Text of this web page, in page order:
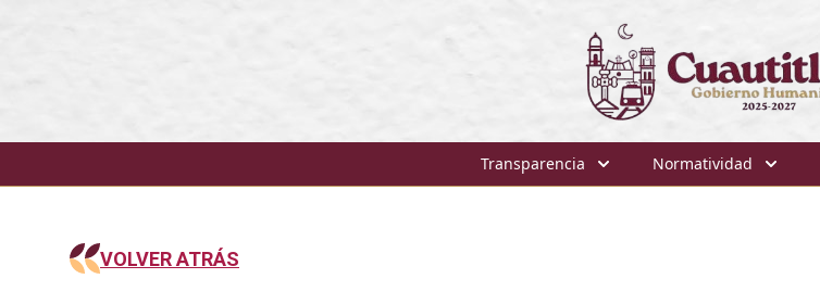
Transparencia Normatividad
VOLVER ATRÁS